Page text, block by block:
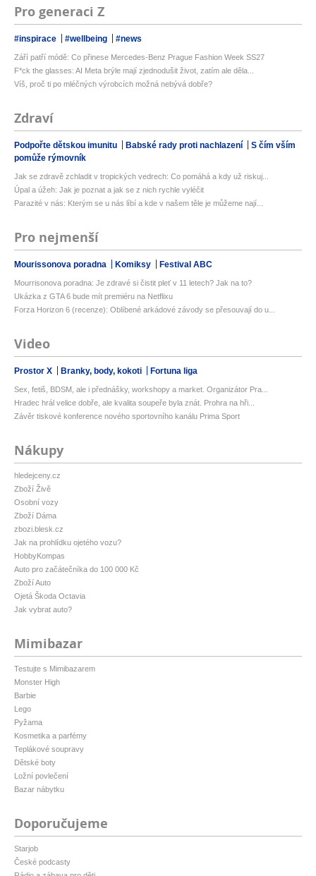
Pro generaci Z
#inspirace #wellbeing #news
Září patří módě: Co přinese Mercedes-Benz Prague Fashion Week SS27
F*ck the glasses: AI Meta brýle mají zjednodušit život, zatím ale děla...
Víš, proč ti po mléčných výrobcích možná nebývá dobře?
Zdraví
Podpořte dětskou imunitu Babské rady proti nachlazení
S čím vším
pomůže rýmovník
Jak se zdravě zchladit v tropických vedrech: Co pomáhá a kdy už riskuj...
Úpal a úžeh: Jak je poznat a jak se z nich rychle vyléčit
Parazité v nás: Kterým se u nás líbí a kde v našem těle je můžeme nají...
Pro nejmenší
Mourissonova poradna Komiksy Festival ABC
Mourrisonova poradna: Je zdravé si čistit pleť v 11 letech? Jak na to?
Ukázka z GTA 6 bude mít premiéru na Netflixu
Forza Horizon 6 (recenze): Oblíbené arkádové závody se přesouvají do u...
Video
Prostor X Branky, body, kokoti Fortuna liga
Sex, fetiš, BDSM, ale i přednášky, workshopy a market. Organizátor Pra...
Hradec hrál velice dobře, ale kvalita soupeře byla znát. Prohra na hři...
Závěr tiskové konference nového sportovního kanálu Prima Sport
Nákupy
hledejceny.cz
Zboží Živě
Osobní vozy
Zboží Dáma
zbozi.blesk.cz
Jak na prohlídku ojetého vozu?
HobbyKompas
Auto pro začátečníka do 100 000 Kč
Zboží Auto
Ojetá Škoda Octavia
Jak vybrat auto?
Mimibazar
Testujte s Mimibazarem
Monster High
Barbie
Lego
Pyžama
Kosmetika a parfémy
Teplákové soupravy
Dětské boty
Ložní povlečení
Bazar nábytku
Doporučujeme
Starjob
České podcasty